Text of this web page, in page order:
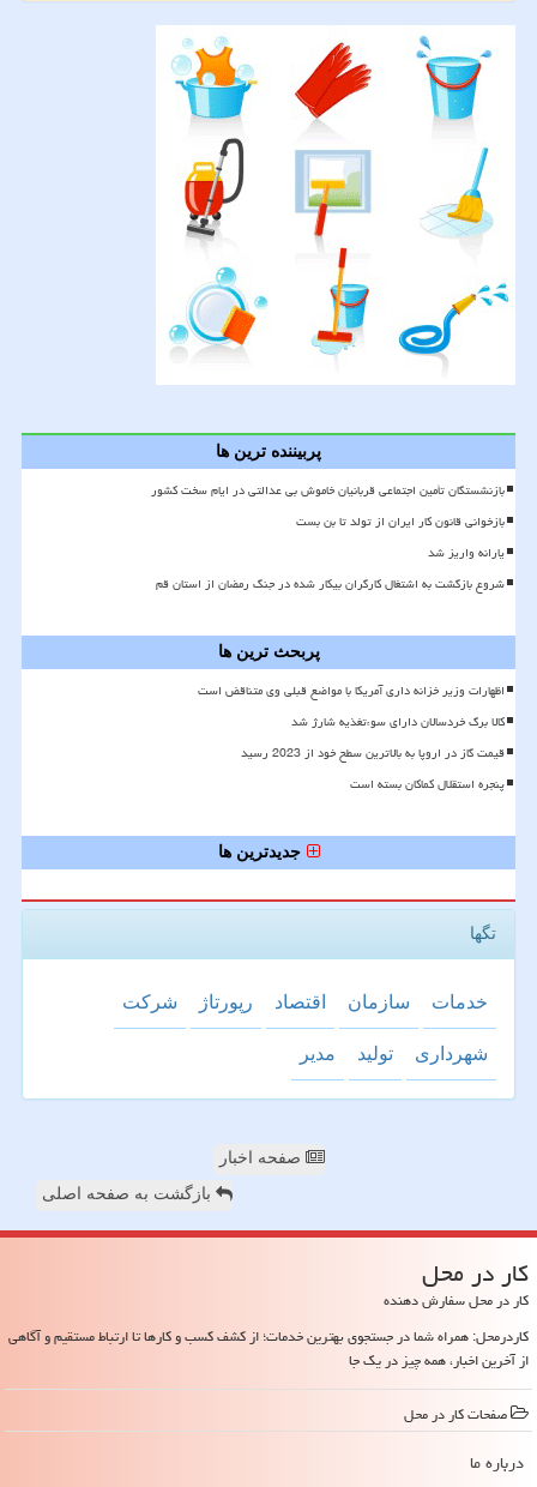
پربیننده ترین ها
بازنشستگان تأمین اجتماعی قربانیان خاموش بی عدالتی در ایام سخت کشور
بازخوانی قانون کار ایران از تولد تا بن بست
یارانه واریز شد
شروع بازگشت به اشتغال کارگران بیکار شده در جنگ رمضان از استان قم
پربحث ترین ها
اظهارات وزیر خزانه داری آمریکا با مواضع قبلی وی متناقض است
کالا برگ خردسالان دارای سوءتغذیه شارژ شد
قیمت گاز در اروپا به بالاترین سطح خود از 2023 رسید
پنجره استقلال کماکان بسته است
جدیدترین ها
تگها
خدمات سازمان اقتصاد رپورتاژ شركت
شهرداری تولید مدیر
صفحه اخبار
بازگشت به صفحه اصلی
كار در محل
کار در محل سفارش دهنده
کاردرمحل: همراه شما در جستجوی بهترین خدمات؛ از کشف کسب و کارها تا ارتباط مستقیم و آگاهی
از آخرین اخبار، همه چیز در یک جا
صفحات كار در محل
درباره ما